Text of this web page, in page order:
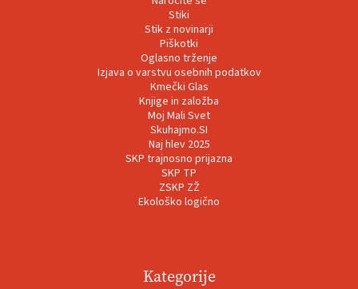
Stiki
Stik z novinarji
Piškotki
Oglasno trženje
Izjava o varstvu osebnih podatkov
Kmečki Glas
Knjige in založba
Moj Mali Svet
Skuhajmo.SI
Naj hlev 2025
SKP trajnosno prijazna
SKP TP
ZSKP ZŽ
Ekološko logično
Kategorije